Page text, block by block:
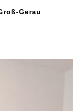
Gerau